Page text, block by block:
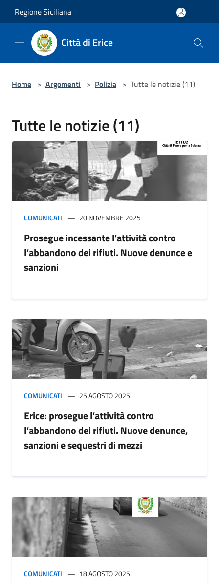
Regione Siciliana
Città di Erice
Home > Argomenti > Polizia > Tutte le notizie (11)
Tutte le notizie (11)
COMUNICATI 20 NOVEMBRE 2025
Prosegue incessante l’attività contro
l’abbandono dei rifiuti. Nuove denunce e
sanzioni
COMUNICATI 25 AGOSTO 2025
Erice: prosegue l’attività contro
l’abbandono dei rifiuti. Nuove denunce,
sanzioni e sequestri di mezzi
COMUNICATI 18 AGOSTO 2025